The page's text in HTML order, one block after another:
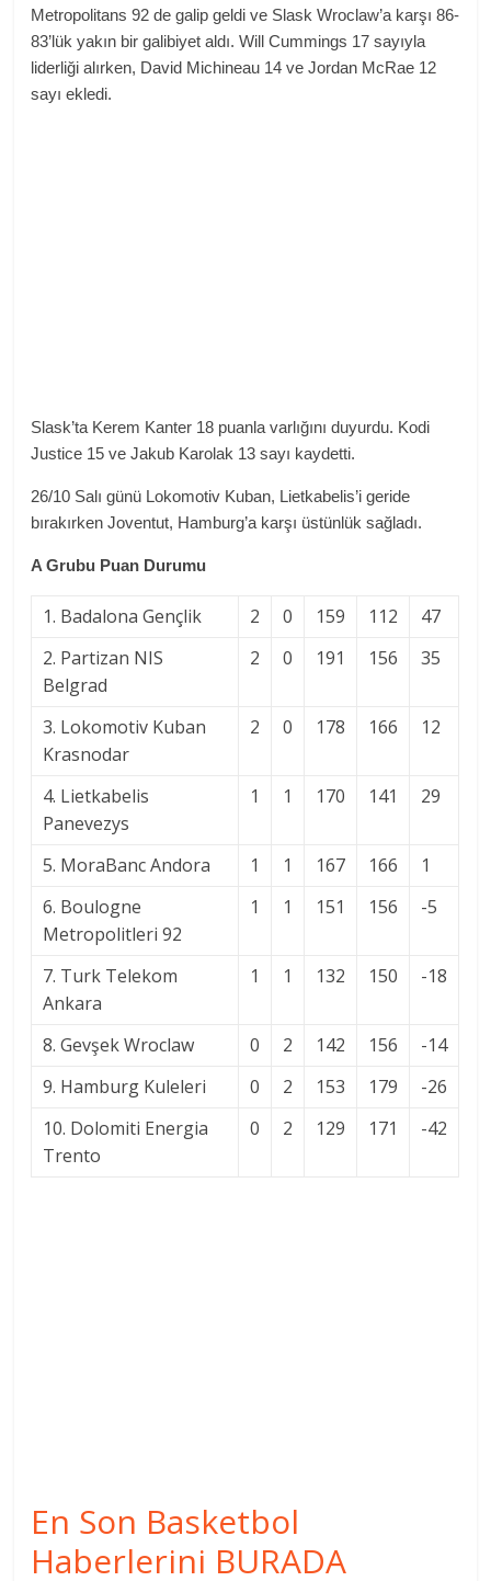
Metropolitans 92 de galip geldi ve Slask Wroclaw’a karşı 86-
83’lük yakın bir galibiyet aldı. Will Cummings 17 sayıyla
liderliği alırken, David Michineau 14 ve Jordan McRae 12
sayı ekledi.
Slask’ta Kerem Kanter 18 puanla varlığını duyurdu. Kodi
Justice 15 ve Jakub Karolak 13 sayı kaydetti.
26/10 Salı günü Lokomotiv Kuban, Lietkabelis’i geride
bırakırken Joventut, Hamburg’a karşı üstünlük sağladı.
A Grubu Puan Durumu
1. Badalona Gençlik 2 0 159 112
47
2. Partizan NIS
Belgrad
2 0 191 156 35
3. Lokomotiv Kuban
Krasnodar
2 0 178 166 12
4. Lietkabelis
Panevezys
1 1 170 141 29
5. MoraBanc Andora 1 1 167 166
1
6. Boulogne
Metropolitleri 92
1 1 151 156 -5
7. Turk Telekom
Ankara
1 1 132 150 -18
8. Gevşek Wroclaw 0 2 142 156
-14
9. Hamburg Kuleleri
0 2 153 179
-26
10. Dolomiti Energia
Trento
0 2 129 171 -42
En Son Basketbol
Haberlerini BURADA